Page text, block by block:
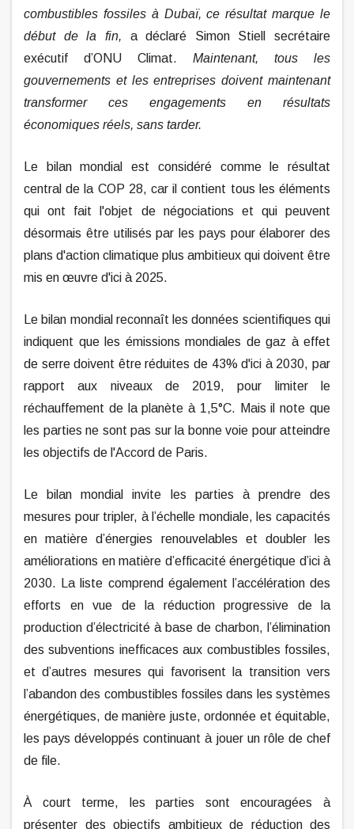
combustibles fossiles à Dubaï, ce résultat marque le
début de la fin, a déclaré Simon Stiell secrétaire
exécutif d’ONU Climat. Maintenant, tous les
gouvernements et les entreprises doivent maintenant
transformer ces engagements en résultats
économiques réels, sans tarder.
Le bilan mondial est considéré comme le résultat
central de la COP 28, car il contient tous les éléments
qui ont fait l'objet de négociations et qui peuvent
désormais être utilisés par les pays pour élaborer des
plans d'action climatique plus ambitieux qui doivent être
mis en œuvre d'ici à 2025.
Le bilan mondial reconnaît les données scientifiques qui
indiquent que les émissions mondiales de gaz à effet
de serre doivent être réduites de 43% d'ici à 2030, par
rapport aux niveaux de 2019, pour limiter le
réchauffement de la planète à 1,5°C. Mais il note que
les parties ne sont pas sur la bonne voie pour atteindre
les objectifs de l'Accord de Paris.
Le bilan mondial invite les parties à prendre des
mesures pour tripler, à l’échelle mondiale, les capacités
en matière d’énergies renouvelables et doubler les
améliorations en matière d’efficacité énergétique d’ici à
2030. La liste comprend également l’accélération des
efforts en vue de la réduction progressive de la
production d’électricité à base de charbon, l’élimination
des subventions inefficaces aux combustibles fossiles,
et d’autres mesures qui favorisent la transition vers
l’abandon des combustibles fossiles dans les systèmes
énergétiques, de manière juste, ordonnée et équitable,
les pays développés continuant à jouer un rôle de chef
de file.
À court terme, les parties sont encouragées à
présenter des objectifs ambitieux de réduction des